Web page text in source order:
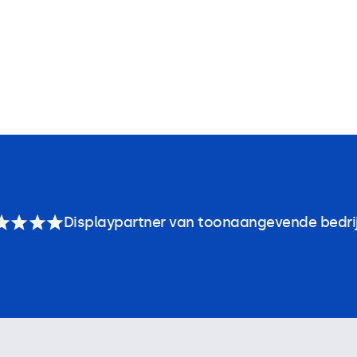
Displaypartner van toonaangevende